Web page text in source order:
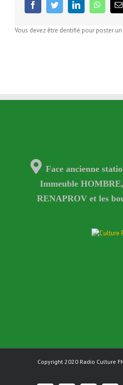
facebooktwitter linkedin
Vous devez être dentifié pour poster
Face ancienne
Immeuble
RENAPROV et les
Copyright 2020 Radio Culture